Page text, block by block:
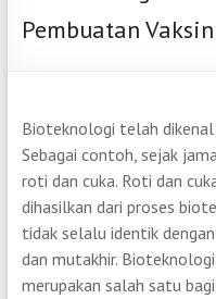
Pembuatan Vaksin
Bioteknologi telah
Sebagai contoh, sejak
roti dan cuka. Roti dan
dihasilkan dari proses
tidak selalu identik
dan mutakhir.
merupakan salah satu